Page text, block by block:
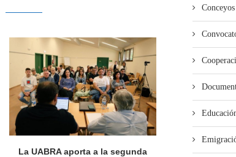
La UABRA aporta a la segunda
Mieres pon en
Conceyos